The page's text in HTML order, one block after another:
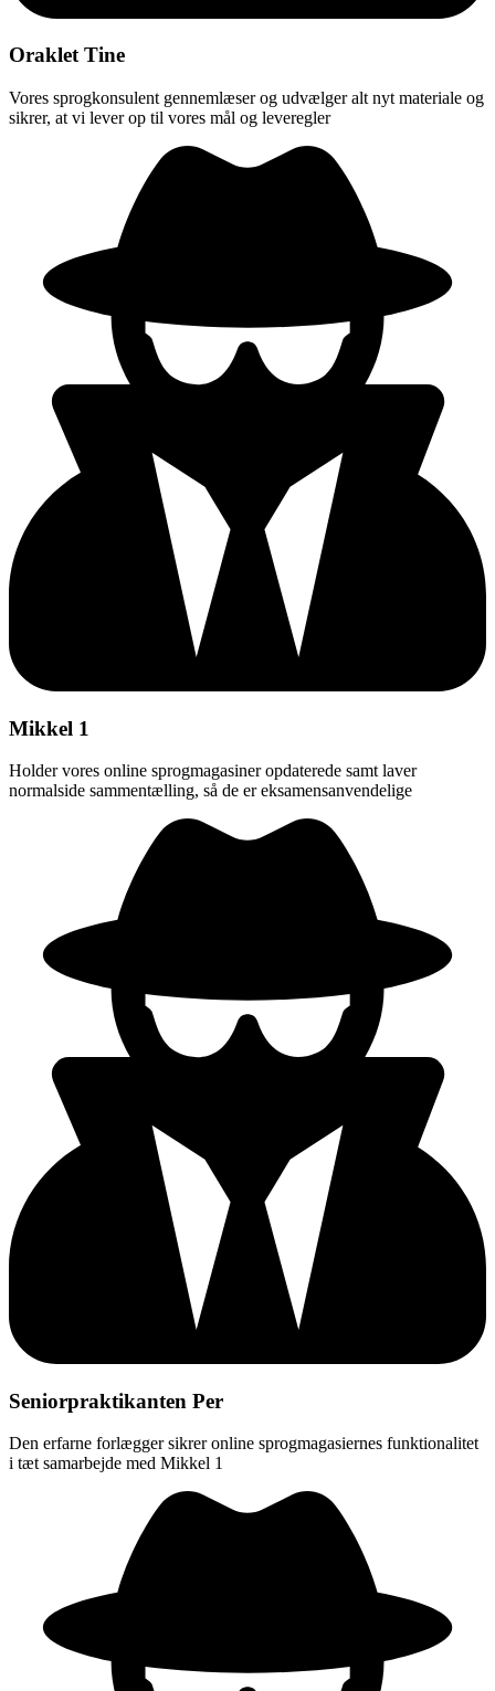
Oraklet Tine
Vores sprogkonsulent gennemlæser og udvælger alt nyt materiale og
sikrer, at vi lever op til vores mål og leveregler
Mikkel 1
Holder vores online sprogmagasiner opdaterede samt laver
normalside sammentælling, så de er eksamensanvendelige
Seniorpraktikanten Per
Den erfarne forlægger sikrer online sprogmagasiernes funktionalitet
i tæt samarbejde med Mikkel 1